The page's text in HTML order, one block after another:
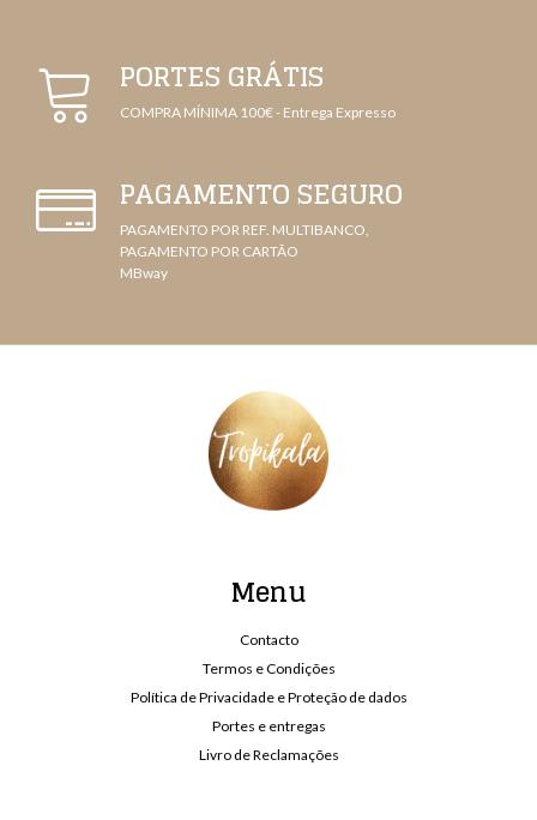
PORTES GRÁTIS
COMPRA MÍNIMA 100€ - Entrega Expresso
PAGAMENTO SEGURO
PAGAMENTO POR REF. MULTIBANCO,
PAGAMENTO POR CARTÃO
MBway
Menu
Contacto
Termos e Condições
Política de Privacidade e Proteção de dados
Portes e entregas
Livro de Reclamações